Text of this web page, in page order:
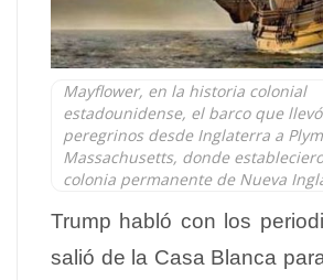
Mayflower, en la historia colonial
estadounidense, el barco que
peregrinos desde Inglaterra a
Massachusetts, donde
colonia permanente de Nueva
Trump habló con los
salió de la Casa Blanca